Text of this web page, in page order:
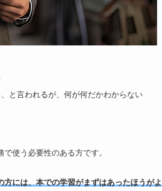
と言われるが、何が何だかわからない
使う必要性のある方です。
には、本での学習がまずはあったほうがよ